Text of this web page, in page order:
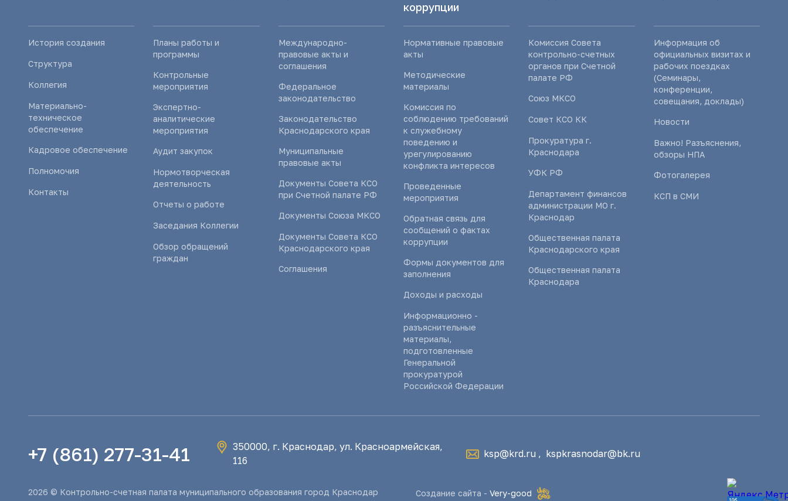
История создания
Структура
Коллегия
Материально-
техническое
обеспечение
Кадровое обеспечение
Полномочия
Контакты
Планы работы и
программы
Контрольные
мероприятия
Экспертно-
аналитические
мероприятия
Аудит закупок
Нормотворческая
деятельность
Отчеты о работе
Заседания Коллегии
Обзор обращений
граждан
Международно-
правовые акты и
соглашения
Федеральное
законодательство
Законодательство
Краснодарского края
Муниципальные
правовые акты
Документы Совета КСО
при Счетной палате РФ
Документы Союза МКСО
Документы Совета КСО
Краснодарского края
Соглашения
коррупции
Нормативные правовые
акты
Методические
материалы
Комиссия по
соблюдению требований
к служебному
поведению и
урегулированию
конфликта интересов
Проведенные
мероприятия
Обратная связь для
сообщений о фактах
коррупции
Формы документов для
заполнения
Доходы и расходы
Информационно -
разъяснительные
материалы,
подготовленные
Генеральной
прокуратурой
Российской Федерации
Комиссия Совета
контрольно-счетных
органов при Счетной
палате РФ
Союз МКСО
Совет КСО КК
Прокуратура г.
Краснодара
УФК РФ
Департамент финансов
администрации МО г.
Краснодар
Общественная палата
Краснодарского края
Общественная палата
Краснодара
Информация об
официальных визитах и
рабочих поездках
(Семинары,
конференции,
совещания, доклады)
Новости
Важно! Разъяснения,
обзоры НПА
Фотогалерея
КСП в СМИ
+7 (861) 277-31-41
350000, г. Краснодар, ул. Красноармейская,
116
ksp@krd.ru , kspkrasnodar@bk.ru
2026 © Контрольно-счетная палата муниципального образования город Краснодар Создание сайта - Very-good